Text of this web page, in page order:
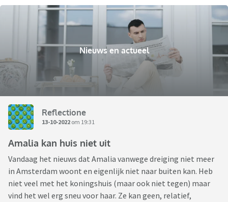
Nieuws en actueel
Reflectione
13-10-2022 om 19:31
Amalia kan huis niet uit
Vandaag het nieuws dat Amalia vanwege dreiging niet meer
in Amsterdam woont en eigenlijk niet naar buiten kan. Heb
niet veel met het koningshuis (maar ook niet tegen) maar
vind het wel erg sneu voor haar. Ze kan geen, relatief,